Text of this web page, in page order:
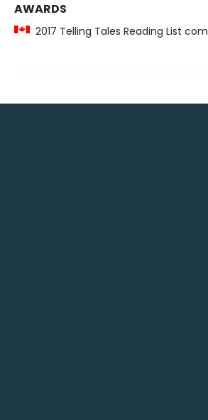
AWARDS
2017 Telling Tales Reading List